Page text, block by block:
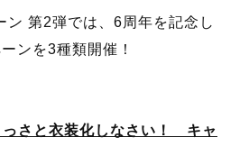
ン 第2弾では、6周年を記念し
ンを3種類開催！
さと衣装化しなさい！ キャ